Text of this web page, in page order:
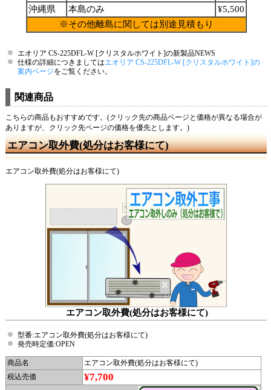
沖縄県 本島のみ
¥5,500
※その他離島に関しては別途見積もり
エオリア CS-225DFL-W [クリスタルホワイト]の新製品NEWS
仕様の詳細につきましてはエオリア CS-225DFL-W [クリスタルホワイト]の
案内ページをご覧ください。
関連商品
こちらの商品もおすすめです。(クリック先の商品ページと価格が異なる場合が
ありますが、クリック先ページの価格を優先とします。)
エアコン取外費(処分はお客様にて)
エアコン取外費(処分はお客様にて)
エアコン取外費(処分はお客様にて)
型番:エアコン取外費(処分はお客様にて)
発売時定価:OPEN
商品名
エアコン取外費(処分はお客様にて)
税込売価
¥7,700